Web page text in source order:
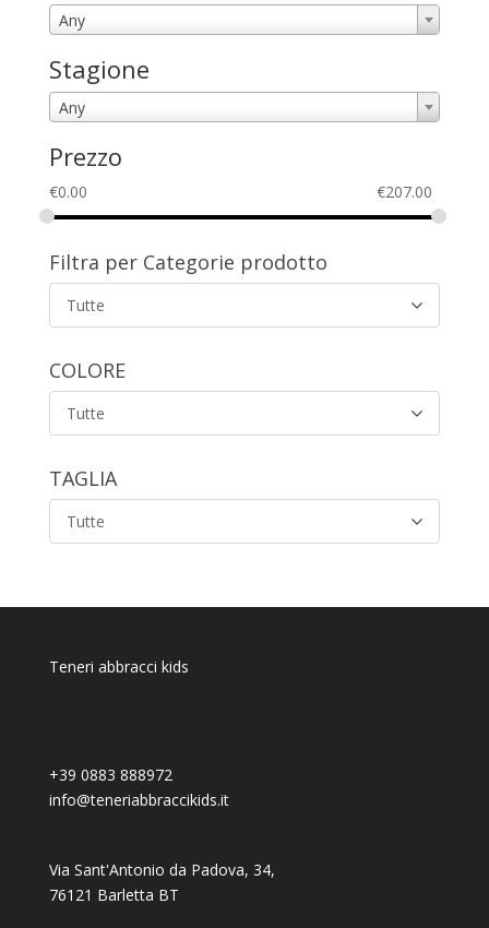
Any
Stagione
Any
Prezzo
€0.00 €207.00
Filtra per Categorie prodotto
Tutte
COLORE
Tutte
TAGLIA
Tutte
Teneri abbracci kids
+39 0883 888972
info@teneriabbraccikids.it
Via Sant'Antonio da Padova, 34,
76121 Barletta BT